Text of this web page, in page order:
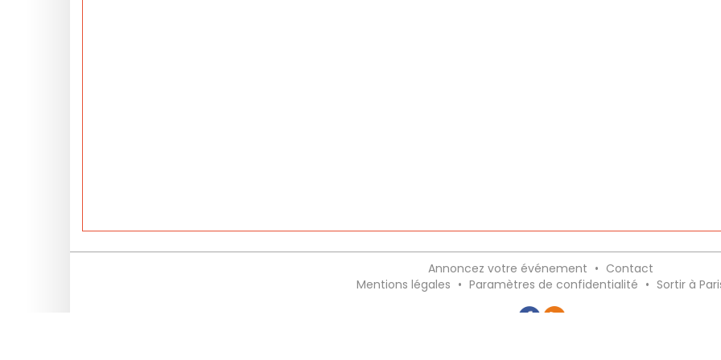
Annoncez votre événement • Contact
Mentions légales • Paramètres de confidentialité • Sortir à